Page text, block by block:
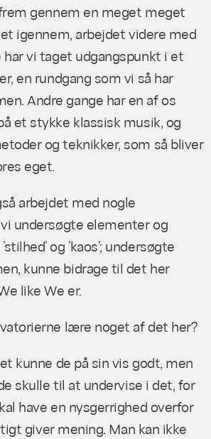
gennem en meget meget
igennem, arbejdet videre med
har vi taget udgangspunkt i et
en rundgang som vi så har
Andre gange har en af os
et stykke klassisk musik, og
og teknikker, som så bliver
eget.
arbejdet med nogle
undersøgte elementer og
og ’kaos’; undersøgte
kunne bidrage til det her
like We er.
lære noget af det her?
kunne de på sin vis godt, men
skulle til at undervise i det, for
have en nysgerrighed overfor
giver mening. Man kan ikke